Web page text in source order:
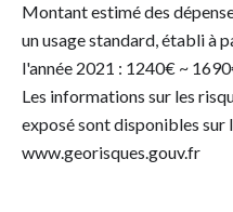
Montant estimé des
un usage standard, établi à
l'année 2021 : 1240€ ~
Les informations sur les
exposé sont disponibles sur
www.georisques.gouv.fr